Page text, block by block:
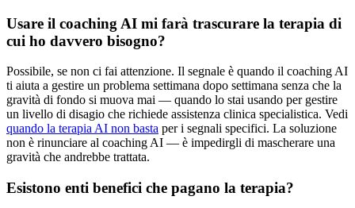
Usare il coaching AI mi farà trascurare la terapia di
cui ho davvero bisogno?
Possibile, se non ci fai attenzione. Il segnale è quando il coaching AI
ti aiuta a gestire un problema settimana dopo settimana senza che la
gravità di fondo si muova mai — quando lo stai usando per gestire
un livello di disagio che richiede assistenza clinica specialistica. Vedi
quando la terapia AI non basta per i segnali specifici. La soluzione
non è rinunciare al coaching AI — è impedirgli di mascherare una
gravità che andrebbe trattata.
Esistono enti benefici che pagano la terapia?